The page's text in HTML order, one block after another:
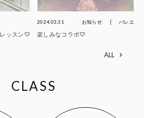
ッスン♡
2024.03.31 お知らせ バレエ
楽しみなコラボ♡
ALL
CLASS